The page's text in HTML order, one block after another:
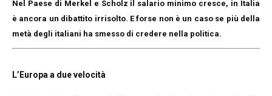
Nel Paese di Merkel e Scholz il salario minimo cresce, in Italia
è ancora un dibattito irrisolto. E forse non è un caso se più della
metà degli italiani ha smesso di credere nella politica.
L’Europa a due velocità